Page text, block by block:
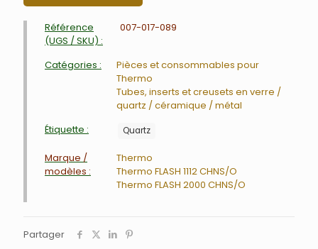
Référence
(UGS / SKU) :
007-017-089
Catégories :
Pièces et consommables pour
Thermo
Tubes, inserts et creusets en verre /
quartz / céramique / métal
Étiquette :
Quartz
Marque /
modèles :
Thermo
Thermo FLASH 1112 CHNS/O
Thermo FLASH 2000 CHNS/O
Partager